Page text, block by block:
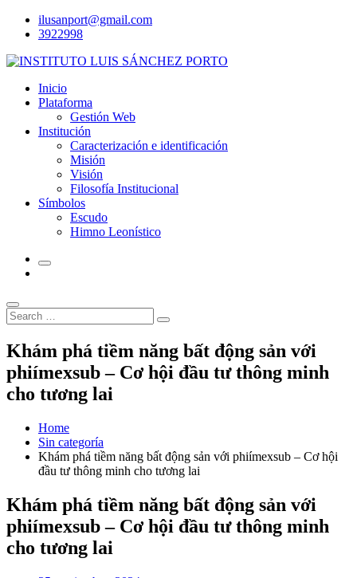
Skip
ilusanport@gmail.com
3922998
Inicio
Plataforma
Gestión Web
Institución
Caracterización e identificación
Misión
Visión
Filosofía Institucional
Símbolos
Escudo
Himno Leonístico
Search
for:
Search
Khám phá tiềm năng bất động sản với
phiímexsub – Cơ hội đầu tư thông minh
cho tương lai
Home
Sin categoría
Khám phá tiềm năng bất động sản với phiímexsub – Cơ hội
đầu tư thông minh cho tương lai
Khám phá tiềm năng bất động sản với
phiímexsub – Cơ hội đầu tư thông minh
cho tương lai